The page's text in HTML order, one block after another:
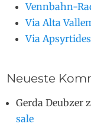
Vennbahn-
Via Alta
Via Apsyrtides
Neueste
Gerda Deubzer
sale